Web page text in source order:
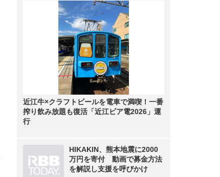
近江牛×クラフトビールを電車で満喫！一番
搾り飲み放題も復活「近江ビア電2026」運
行
HIKAKIN、熊本地震に2000
万円を寄付 動画で募金方法
を解説し支援を呼びかけ